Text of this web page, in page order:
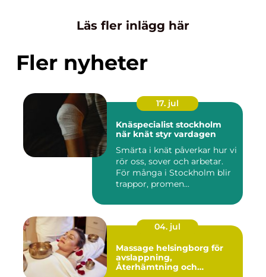
Läs fler inlägg här
Fler nyheter
17. jul
Knäspecialist stockholm
när knät styr vardagen
Smärta i knät påverkar hur vi
rör oss, sover och arbetar.
För många i Stockholm blir
trappor, promen...
04. jul
Massage helsingborg för
avslappning,
Återhämtning och